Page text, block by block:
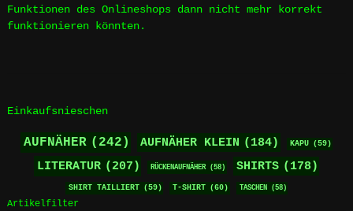
Funktionen des Onlineshops dann nicht mehr korrekt
funktionieren könnten.
Einkaufsnieschen
AUFNÄHER (242) AUFNÄHER KLEIN (184) KAPU (59)
LITERATUR (207) RÜCKENAUFNÄHER (58) SHIRTS (178)
SHIRT TAILLIERT (59) T-SHIRT (60) TASCHEN (58)
Artikelfilter